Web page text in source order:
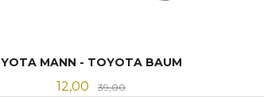
YOTA MANN - TOYOTA BAUM
Tilbud
12,00 39,00Rabatt